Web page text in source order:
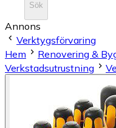
Sök
Annons
Verktygsförvaring
Hem
Renovering &
Verkstadsutrustning